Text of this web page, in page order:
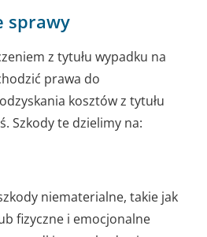
sprawy
z tytułu wypadku na
prawa do
kosztów z tytułu
Szkody te dzielimy na:
niematerialne, takie jak
fizyczne i emocjonalne